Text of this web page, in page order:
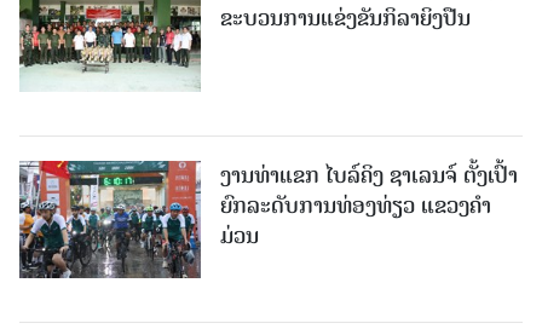
ຂະບວນການແຂ່ງຂັນກິລາຍິງປືນ
ງານທ່າແຂກ ໄບລ໌ຄິງ ຊາເລນຈ໌ ຕັ້ງເປົ້າ
ຍົກລະດັບການທ່ອງທ່ຽວ ແຂວງຄໍາ
ມ່ວນ